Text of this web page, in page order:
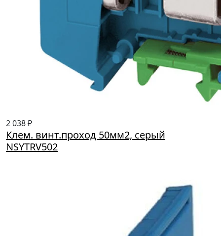
2 038 ₽
Клем. винт.проход 50мм2, серый
NSYTRV502